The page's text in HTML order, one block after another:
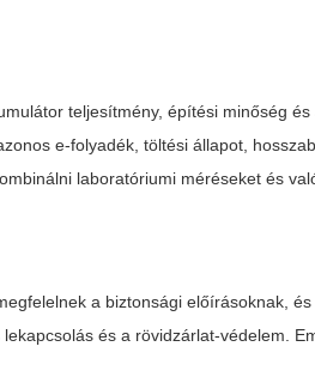
teljesítmény, építési minőség és
e-folyadék, töltési állapot,
laboratóriumi méréseket és
a biztonsági előírásoknak,
és a rövidzárlat-védelem.